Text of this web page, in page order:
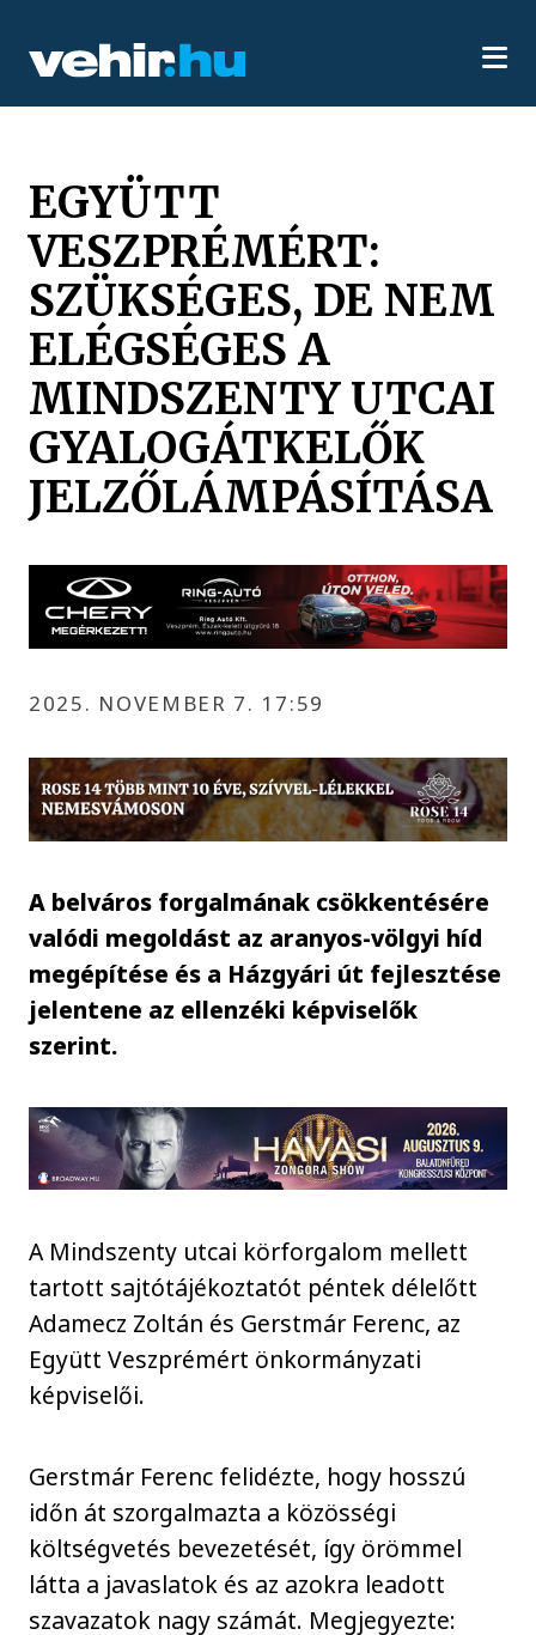
EGYÜTT
VESZPRÉMÉRT:
SZÜKSÉGES, DE NEM
ELÉGSÉGES A
MINDSZENTY UTCAI
GYALOGÁTKELŐK
JELZŐLÁMPÁSÍTÁSA
2025. NOVEMBER 7. 17:59
A belváros forgalmának csökkentésére
valódi megoldást az aranyos-völgyi híd
megépítése és a Házgyári út fejlesztése
jelentene az ellenzéki képviselők
szerint.
A Mindszenty utcai körforgalom mellett
tartott sajtótájékoztatót péntek délelőtt
Adamecz Zoltán és Gerstmár Ferenc, az
Együtt Veszprémért önkormányzati
képviselői.
Gerstmár Ferenc felidézte, hogy hosszú
időn át szorgalmazta a közösségi
költségvetés bevezetését, így örömmel
látta a javaslatok és az azokra leadott
szavazatok nagy számát. Megjegyezte: